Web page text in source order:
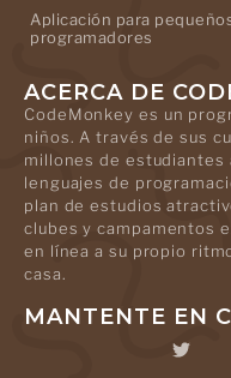
Aplicación para
programadores
ACERCA DE
CodeMonkey es un
niños. A través de sus
millones de estudiantes
lenguajes de
plan de estudios
clubes y campamentos
en línea a su propio
casa.
MANTENTE EN